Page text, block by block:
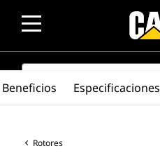
SEARCH
Rotores
Beneficios Especificaciones